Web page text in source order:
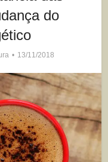
do
13/11/2018